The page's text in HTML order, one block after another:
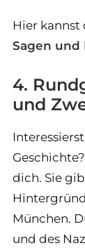
Hier kannst
Sagen und
4.
und
dich. Sie
München.
und des